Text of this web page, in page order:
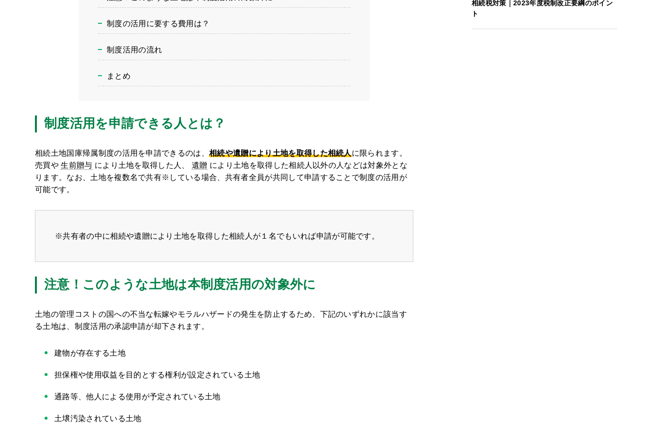
制度の活用に要する費用は？
制度活用の流れ
まとめ
制度活用を申請できる人とは？
相続土地国庫帰属制度の活用を申請できるのは、相続や遺贈により土地を取得した相続人に限られます。
売買や生前贈与 により土地を取得した人、遺贈 により土地を取得した相続人以外の人などは対象外とな
ります。なお、土地を複数名で共有※している場合、共有者全員が共同して申請することで制度の活用が
可能です。
※共有者の中に相続や遺贈により土地を取得した相続人が１名でもいれば申請が可能です。
注意！このような土地は本制度活用の対象外に
土地の管理コストの国への不当な転嫁やモラルハザードの発生を防止するため、下記のいずれかに該当す
る土地は、制度活用の承認申請が却下されます。
建物が存在する土地
担保権や使用収益を目的とする権利が設定されている土地
通路等、他人による使用が予定されている土地
土壌汚染されている土地
相続税対策｜2023年度税制改正要綱のポイン
ト